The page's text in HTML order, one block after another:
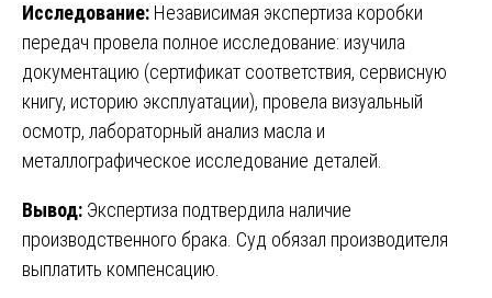
Исследование: Независимая экспертиза коробки
передач провела полное исследование: изучила
документацию (сертификат соответствия, сервисную
книгу, историю эксплуатации), провела визуальный
осмотр, лабораторный анализ масла и
металлографическое исследование деталей.
Вывод: Экспертиза подтвердила наличие
производственного брака. Суд обязал производителя
выплатить компенсацию.